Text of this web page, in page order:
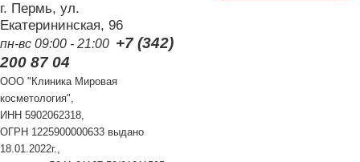
г. Пермь, ул.
Екатерининская, 96
пн-вс 09:00 - 21:00 +7 (342)
200 87 04
ООО "Клиника Мировая
косметология",
ИНН 5902062318,
ОГРН 1225900000633 выдано
18.01.2022г.,